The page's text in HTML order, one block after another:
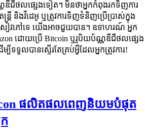
ឌីជីថលផ្សេងទៀត។ មិនថាអ្នកកំពុងរកទិញការ
ន្ត្រី និងវីដេអូ ឬត្រូវការទិញទំនិញប្រើប្រាស់ក្នុង
សៀវភៅទេ យើងអាចជួយបាន។ ឧទាហរណ៍ អ្នក
ដោយប្រើ Bitcoin ឬរូបិយប័ណ្ណឌីជីថលផ្សេង
ទួលបានស្ទើរតែគ្រប់អ្វីដែលអ្នកត្រូវការ!
ផលិតផលពេញនិយមបំផុត